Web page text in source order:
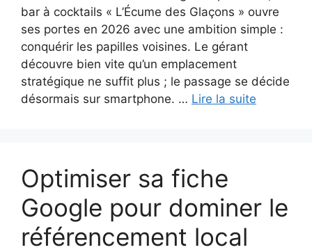
bar à cocktails « L’Écume des Glaçons » ouvre
ses portes en 2026 avec une ambition simple :
conquérir les papilles voisines. Le gérant
découvre bien vite qu’un emplacement
stratégique ne suffit plus ; le passage se décide
désormais sur smartphone. … Lire la suite
Optimiser sa fiche
Google pour dominer le
référencement local